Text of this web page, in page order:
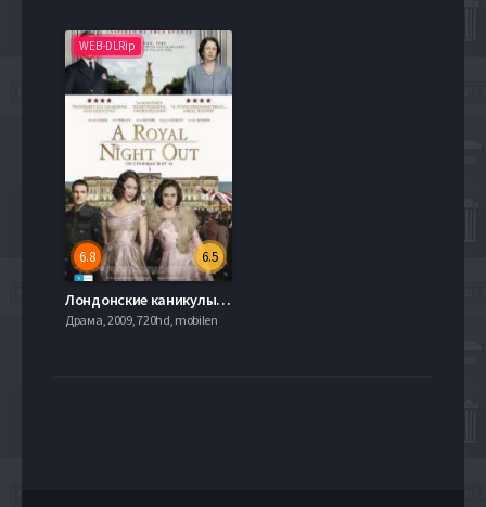
WEB-DLRip
6.5
6.8
Лондонские каникулы (2015)
Драма, 2009, 720hd, mobilen